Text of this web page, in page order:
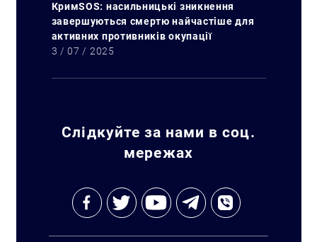
КримSOS: насильницькі зникнення
завершуються смертю найчастіше для
активних противників окупації
3 / 07 / 2025
Слідкуйте за нами в соц.
мережах